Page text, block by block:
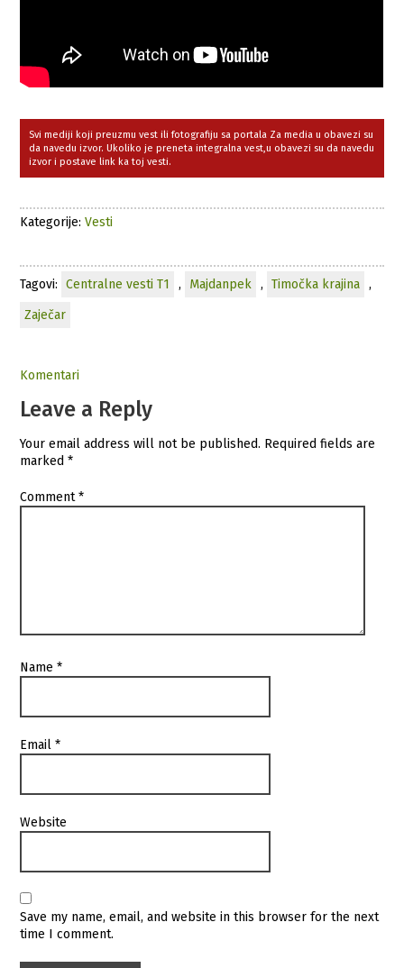
Svi mediji koji preuzmu vest ili fotografiju sa portala Za media u obavezi su
da navedu izvor. Ukoliko je preneta integralna vest,u obavezi su da navedu
izvor i postave link ka toj vesti.
Kategorije:Vesti
Tagovi: Centralne vesti T1 , Majdanpek , Timočka krajina
,
Zaječar
Komentari
Leave a Reply
Your email address will not be published. Required fields are
marked*
Comment*
Name*
Email*
Website
Save my name, email, and website in this browser for the next
time I comment.